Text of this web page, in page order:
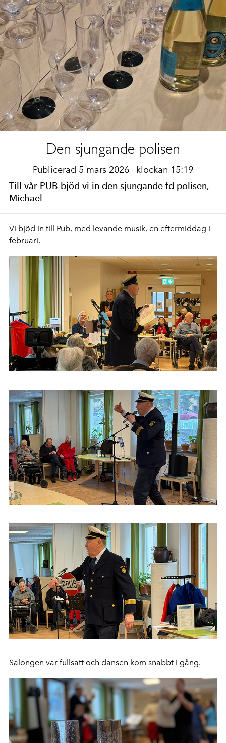
Den sjungande polisen
Publicerad 5 mars 2026 klockan 15:19
Till vår PUB bjöd vi in den sjungande fd polisen,
Michael
Vi bjöd in till Pub, med levande musik, en eftermiddag i
februari.
Salongen var fullsatt och dansen kom snabbt i gång.